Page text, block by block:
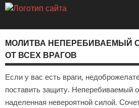
МОЛИТВА НЕПЕРЕБИВАЕМЫЙ
ОТ ВСЕХ ВРАГОВ
Если у вас есть враги,
поставить защиту. Неперебиваемый
наделенная невероятной силой.